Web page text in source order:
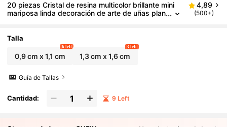
20 piezas Cristal de resina multicolor brillante mini
mariposa linda decoración de arte de uñas plan
4,89
(500+)
Talla
0,9 cm x 1,1 cm
6 left
1,3 cm x 1,6 cm
3 left
Guía de Tallas
Cantidad: 9 Left